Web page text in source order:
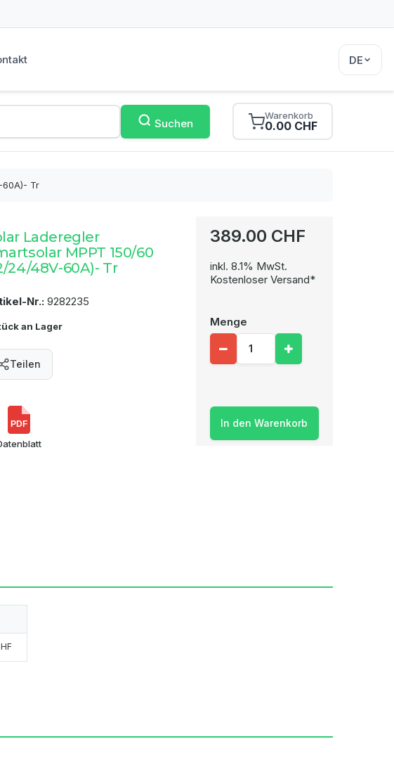
DE
Suchen
Warenkorb
0.00 CHF
60A)- Tr
Laderegler
MPPT 150/60
24/48V-60A)- Tr
Nr.: 9282235
an Lager
Teilen
PDF
389.00 CHF
inkl. 8.1% MwSt.
Kostenloser Versand*
Menge
In den Warenkorb